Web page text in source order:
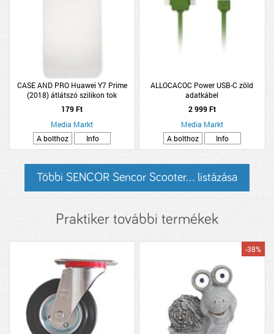
CASE AND PRO Huawei Y7 Prime
(2018) átlátszó szilikon tok
179 Ft
Media Markt
A bolthoz
Info
ALLOCACOC Power USB-C zöld
adatkábel
2 999 Ft
Media Markt
A bolthoz
Info
Többi SENCOR Sencor Scooter... listázása
Praktiker további termékek
-38%